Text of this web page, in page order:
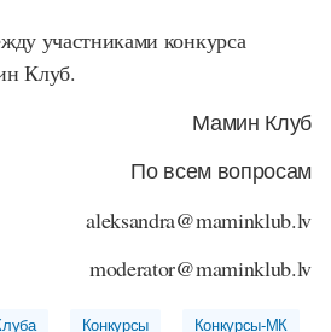
участниками конкурса
Клуб.
Мамин Клуб
По всем вопросам
aleksandra@maminklub.lv
moderator@maminklub.lv
Конкурсы Конкурсы-МК